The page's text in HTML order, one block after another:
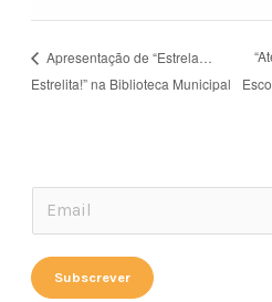
Apresentação de “Estrela…
Estrelita!” na Biblioteca Municipal
*
m
m
a
i
Subscrever